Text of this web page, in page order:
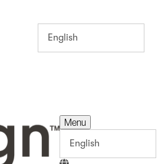
Menu